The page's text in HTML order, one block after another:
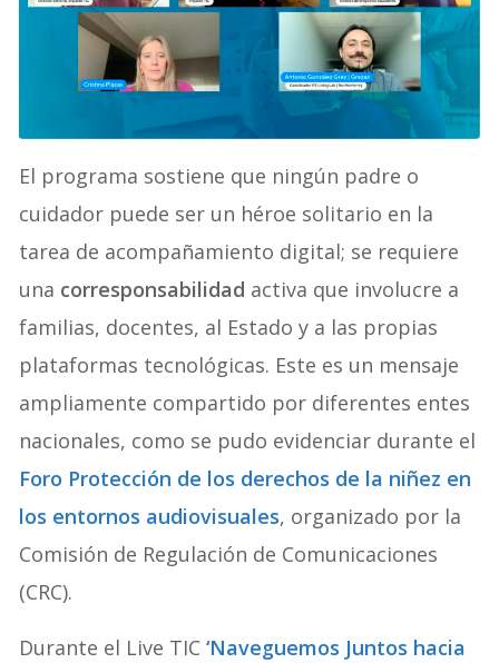
El programa sostiene que ningún padre o
cuidador puede ser un héroe solitario en la
tarea de acompañamiento digital; se requiere
una corresponsabilidad activa que involucre a
familias, docentes, al Estado y a las propias
plataformas tecnológicas. Este es un mensaje
ampliamente compartido por diferentes entes
nacionales, como se pudo evidenciar durante el
Foro Protección de los derechos de la niñez en
los entornos audiovisuales, organizado por la
Comisión de Regulación de Comunicaciones
(CRC).
Durante el Live TIC ‘Naveguemos Juntos hacia